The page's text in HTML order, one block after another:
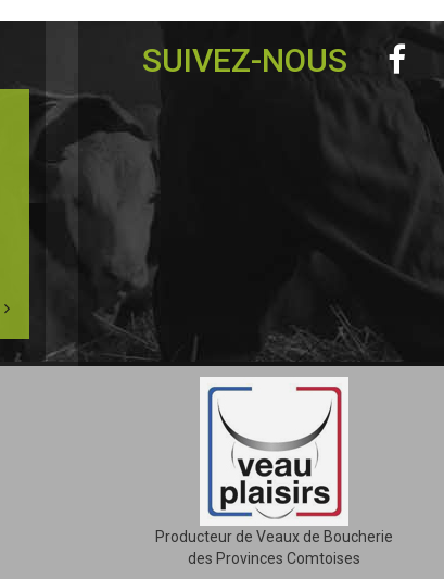
SUIVEZ-NOUS
Producteur de Veaux de Boucherie
des Provinces Comtoises